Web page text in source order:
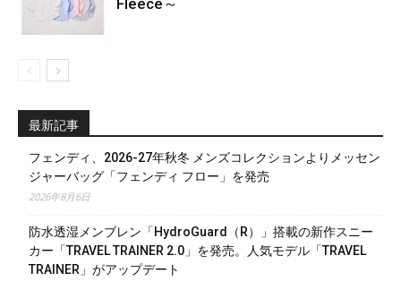
Fleece～
最新記事
フェンディ、2026-27年秋冬 メンズコレクションよりメッセン
ジャーバッグ「フェンディ フロー」を発売
2026年8月6日
防水透湿メンブレン「HydroGuard（R）」搭載の新作スニー
カー「TRAVEL TRAINER 2.0」を発売。人気モデル「TRAVEL
TRAINER」がアップデート